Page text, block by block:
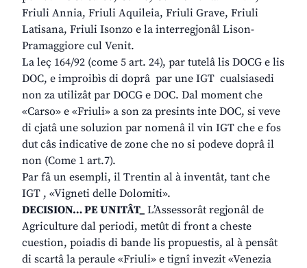
Friuli Annia, Friuli Aquileia, Friuli Grave, Friuli
Latisana, Friuli Isonzo e la interregjonâl Lison-
Pramaggiore cul Venit.
La leç 164/92 (come 5 art. 24), par tutelâ lis DOCG e lis
DOC, e improibìs di doprâ par une IGT cualsiasedi
non za utilizât par DOCG e DOC. Dal moment che
«Carso» e «Friuli» a son za presints inte DOC, si veve
di cjatâ une soluzion par nomenâ il vin IGT che e fos
dut câs indicative de zone che no si podeve doprâ il
non (Come 1 art.7).
Par fâ un esempli, il Trentin al à inventât, tant che
IGT , «Vigneti delle Dolomiti».
DECISION… PE UNITÂT_ L’Assessorât regjonâl de
Agriculture dal periodi, metût di front a cheste
cuestion, poiadis di bande lis propuestis, al à pensât
di scartâ la peraule «Friuli» e tignî invezit «Venezia